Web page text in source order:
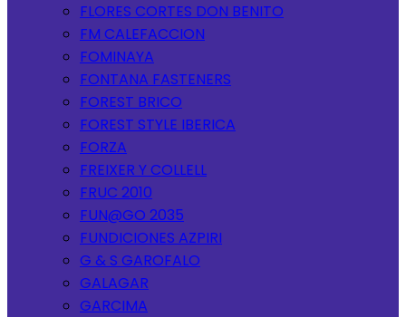
FLORES CORTES DON BENITO
FM CALEFACCION
FOMINAYA
FONTANA FASTENERS
FOREST BRICO
FOREST STYLE IBERICA
FORZA
FREIXER Y COLLELL
FRUC 2010
FUN@GO 2035
FUNDICIONES AZPIRI
G & S GAROFALO
GALAGAR
GARCIMA